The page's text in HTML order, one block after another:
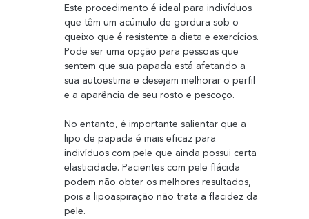
Este procedimento é ideal para indivíduos
que têm um acúmulo de gordura sob o
queixo que é resistente a dieta e exercícios.
Pode ser uma opção para pessoas que
sentem que sua papada está afetando a
sua autoestima e desejam melhorar o perfil
e a aparência de seu rosto e pescoço.
No entanto, é importante salientar que a
lipo de papada é mais eficaz para
indivíduos com pele que ainda possui certa
elasticidade. Pacientes com pele flácida
podem não obter os melhores resultados,
pois a lipoaspiração não trata a flacidez da
pele.